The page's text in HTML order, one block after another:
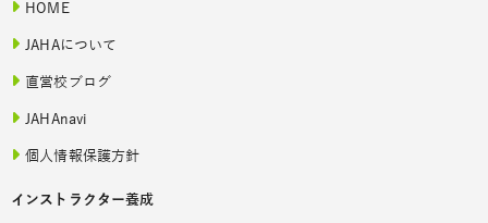
HOME
JAHAについて
直営校ブログ
JAHAnavi
個人情報保護方針
インストラクター養成